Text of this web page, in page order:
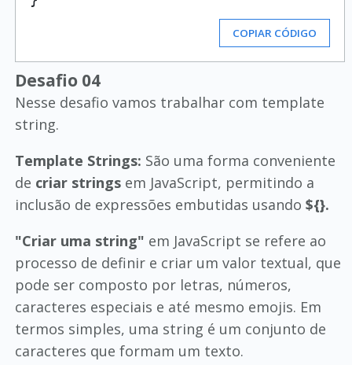
COPIAR CÓDIGO
Desafio 04
Nesse desafio vamos trabalhar com template
string.
Template Strings: São uma forma conveniente
de criar stringsem JavaScript, permitindo a
inclusão de expressões embutidas usando ${}.
"Criar uma string" em JavaScript se refere ao
processo de definir e criar um valor textual, que
pode ser composto por letras, números,
caracteres especiais e até mesmo emojis. Em
termos simples, uma string é um conjunto de
caracteres que formam um texto.